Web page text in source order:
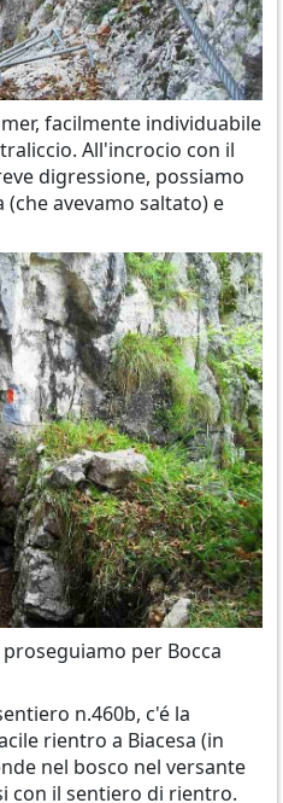
facilmente individuabile
All'incrocio con il
digressione, possiamo
avevamo saltato) e
per Bocca
n.460b, c'é la
rientro a Biacesa (in
nel bosco nel versante
con il sentiero di rientro.